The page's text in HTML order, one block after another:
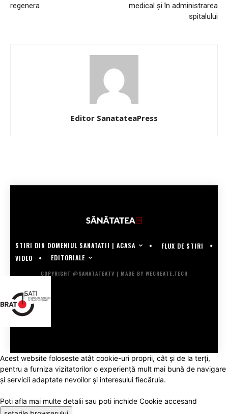
regenera
medical și în administrarea
spitalului
Editor SanatateaPress
STIRI DIN DOMENIUL SANATATII | ACASA
FLUX DE STIRI
VIDEO
EDITORIALE
COPYRIGHT @SANATATEATV | MADE BY WECREATE.TECH
Acest website foloseste atât cookie-uri proprii, cât şi de la terţi,
pentru a furniza vizitatorilor o experienţă mult mai bună de navigare
şi servicii adaptate nevoilor şi interesului fiecăruia.
Poti afla mai multe detalii sau poti inchide Cookie accesand